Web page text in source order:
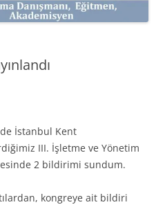
İstanbul Kent
III. İşletme ve Yönetim
2 bildirimi sundum.
kongreye ait bildiri